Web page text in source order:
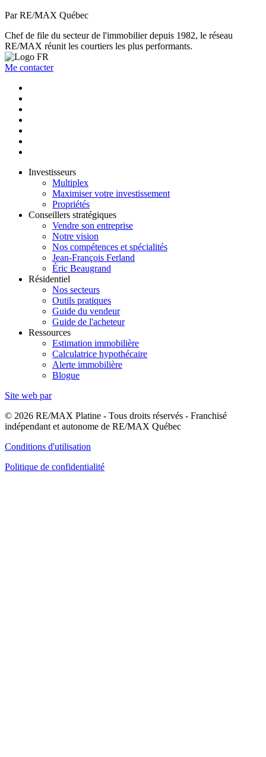
Par RE/MAX Québec
Chef de file du secteur de l'immobilier depuis 1982, le réseau
RE/MAX réunit les courtiers les plus performants.
Me contacter
Investisseurs
Multiplex
Maximiser votre investissement
Propriétés
Conseillers stratégiques
Vendre son entreprise
Notre vision
Nos compétences et spécialités
Jean-François Ferland
Éric Beaugrand
Résidentiel
Nos secteurs
Outils pratiques
Guide du vendeur
Guide de l'acheteur
Ressources
Estimation immobilière
Calculatrice hypothécaire
Alerte immobilière
Blogue
Site web par
© 2026 RE/MAX Platine - Tous droits réservés - Franchisé
indépendant et autonome de RE/MAX Québec
Conditions d'utilisation
Politique de confidentialité